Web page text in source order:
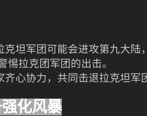
克坦军团可能会进攻第九大陆
惕拉克团军团的出击。
齐心协力，共同击退拉克坦军
化风暴